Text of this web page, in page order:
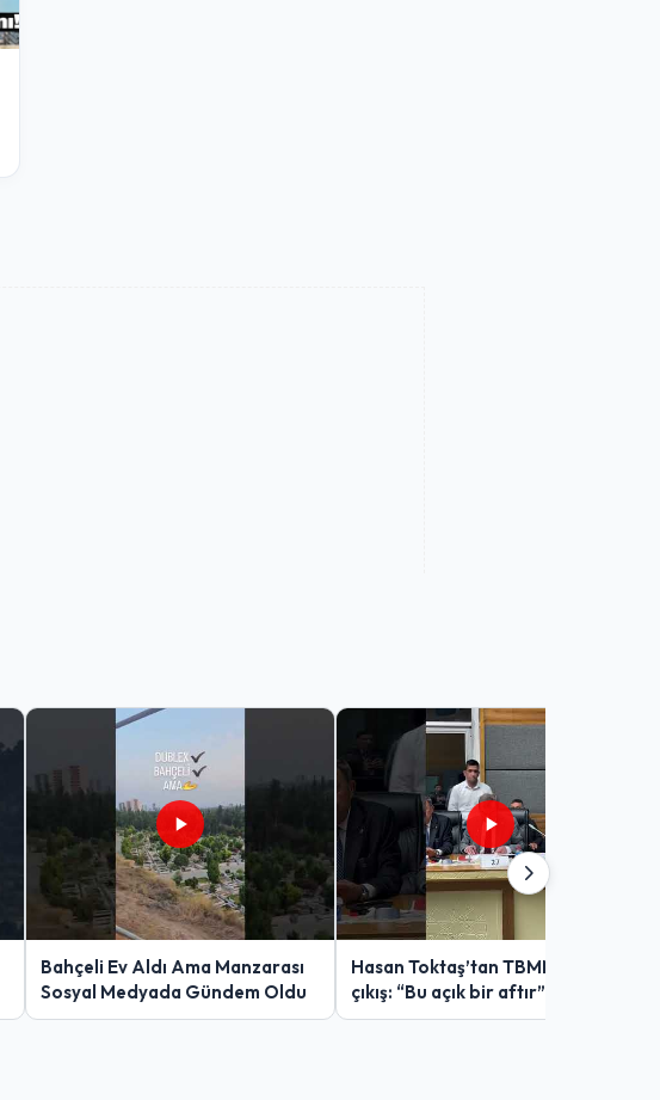
Bahçeli Ev Aldı Ama Manzarası
Sosyal Medyada Gündem Oldu
Hasan Toktaş’tan TBMM’de sert
çıkış: “Bu açık bir aftır”